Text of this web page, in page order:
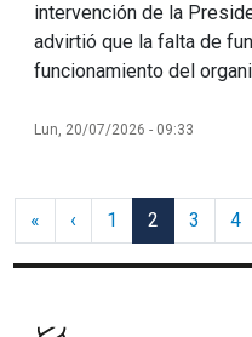
intervención de la
advirtió que la falta de
funcionamiento del
Lun, 20/07/2026 - 09:33
Paginación
« Primera página
‹ Página anterior
1 2 3 4